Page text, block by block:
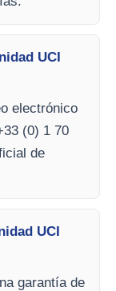
UCI
electrónico
(0) 1 70
de
UCI
garantía de